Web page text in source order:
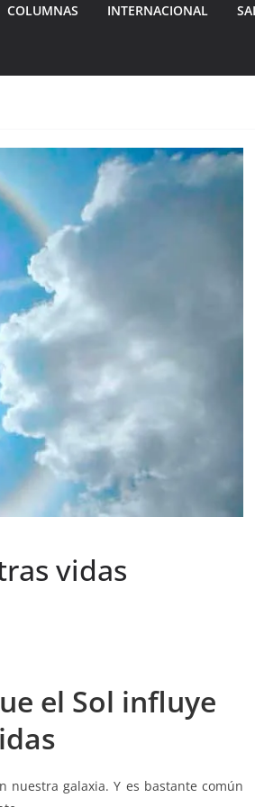
COLUMNAS INTERNACIONAL
vidas
el Sol influye
nuestra galaxia. Y es bastante común